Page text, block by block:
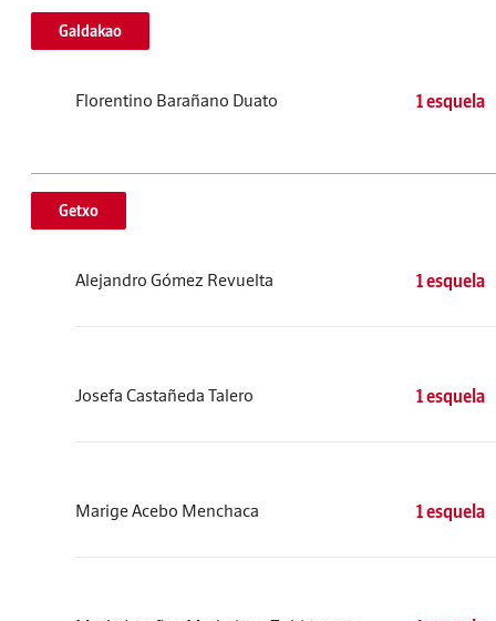
Galdakao
Florentino Barañano Duato 1 esquela
Getxo
Alejandro Gómez Revuelta 1 esquela
Josefa Castañeda Talero 1 esquela
Marige Acebo Menchaca 1 esquela